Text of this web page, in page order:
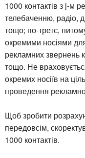
1000 контактів з j-м
телебаченню, радіо,
тощо; по-третє,
окремими носіями
рекламних звернень
тощо. Не
окремих носіїв на
проведення
Щоб зробити
передовсім,
1000 контактів.